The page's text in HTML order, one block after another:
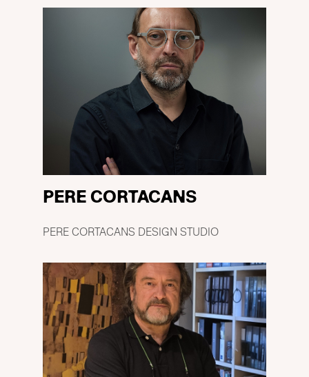
PERE CORTACANS
PERE CORTACANS DESIGN STUDIO